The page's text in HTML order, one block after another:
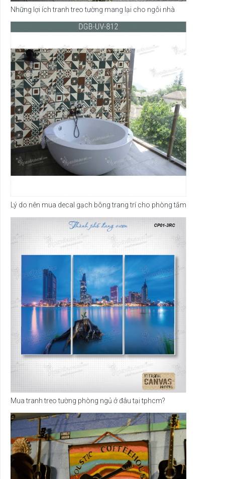
Những lợi ích tranh treo tường mang lại cho ngôi nhà
Lý do nên mua decal gạch bông trang trí cho phòng tắm
Mua tranh treo tường phòng ngủ ở đâu tại tphcm?